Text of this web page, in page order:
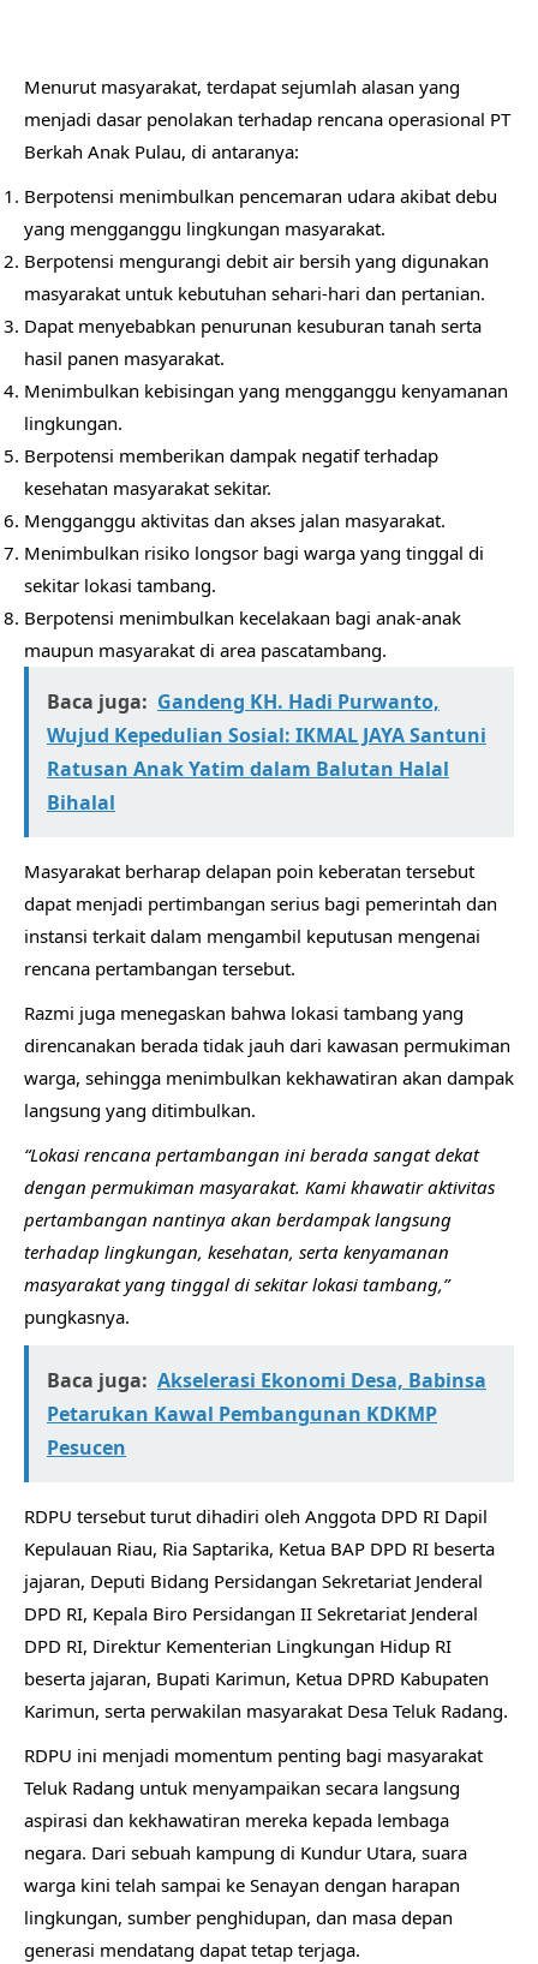
Menurut masyarakat, terdapat sejumlah alasan yang
menjadi dasar penolakan terhadap rencana operasional PT
Berkah Anak Pulau, di antaranya:
Berpotensi menimbulkan pencemaran udara akibat debu
yang mengganggu lingkungan masyarakat.
Berpotensi mengurangi debit air bersih yang digunakan
masyarakat untuk kebutuhan sehari-hari dan pertanian.
Dapat menyebabkan penurunan kesuburan tanah serta
hasil panen masyarakat.
Menimbulkan kebisingan yang mengganggu kenyamanan
lingkungan.
Berpotensi memberikan dampak negatif terhadap
kesehatan masyarakat sekitar.
Mengganggu aktivitas dan akses jalan masyarakat.
Menimbulkan risiko longsor bagi warga yang tinggal di
sekitar lokasi tambang.
Berpotensi menimbulkan kecelakaan bagi anak-anak
maupun masyarakat di area pascatambang.
Baca juga: ​Gandeng KH. Hadi Purwanto,
Wujud Kepedulian Sosial: IKMAL JAYA Santuni
Ratusan Anak Yatim dalam Balutan Halal
Bihalal
Masyarakat berharap delapan poin keberatan tersebut
dapat menjadi pertimbangan serius bagi pemerintah dan
instansi terkait dalam mengambil keputusan mengenai
rencana pertambangan tersebut.
Razmi juga menegaskan bahwa lokasi tambang yang
direncanakan berada tidak jauh dari kawasan permukiman
warga, sehingga menimbulkan kekhawatiran akan dampak
langsung yang ditimbulkan.
“Lokasi rencana pertambangan ini berada sangat dekat
dengan permukiman masyarakat. Kami khawatir aktivitas
pertambangan nantinya akan berdampak langsung
terhadap lingkungan, kesehatan, serta kenyamanan
masyarakat yang tinggal di sekitar lokasi tambang,”
pungkasnya.
Baca juga: Akselerasi Ekonomi Desa, Babinsa
Petarukan Kawal Pembangunan KDKMP
Pesucen
RDPU tersebut turut dihadiri oleh Anggota DPD RI Dapil
Kepulauan Riau, Ria Saptarika, Ketua BAP DPD RI beserta
jajaran, Deputi Bidang Persidangan Sekretariat Jenderal
DPD RI, Kepala Biro Persidangan II Sekretariat Jenderal
DPD RI, Direktur Kementerian Lingkungan Hidup RI
beserta jajaran, Bupati Karimun, Ketua DPRD Kabupaten
Karimun, serta perwakilan masyarakat Desa Teluk Radang.
RDPU ini menjadi momentum penting bagi masyarakat
Teluk Radang untuk menyampaikan secara langsung
aspirasi dan kekhawatiran mereka kepada lembaga
negara. Dari sebuah kampung di Kundur Utara, suara
warga kini telah sampai ke Senayan dengan harapan
lingkungan, sumber penghidupan, dan masa depan
generasi mendatang dapat tetap terjaga.